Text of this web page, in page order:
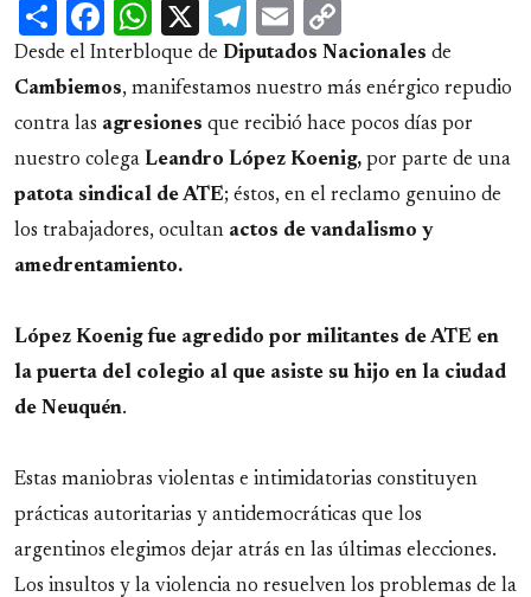
ShareFacebook
WhatsApp
X Telegram
Email
Link
Desde el Interbloque de Diputados Nacionales de
Cambiemos, manifestamos nuestro más enérgico repudio
contra las agresiones que recibió hace pocos días por
nuestro colega Leandro López Koenig, por parte de una
patota sindical de ATE; éstos, en el reclamo genuino de
los trabajadores, ocultan actos de vandalismo y
amedrentamiento.
López Koenig fue agredido por militantes de ATE en
la puerta del colegio al que asiste su hijo en la ciudad
de Neuquén.
Estas maniobras violentas e intimidatorias constituyen
prácticas autoritarias y antidemocráticas que los
argentinos elegimos dejar atrás en las últimas elecciones.
Los insultos y la violencia no resuelven los problemas de la